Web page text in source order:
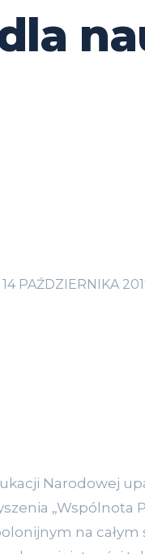
14 PAŹDZIERNIKA
Narodowej
„Wspólnota
na całym